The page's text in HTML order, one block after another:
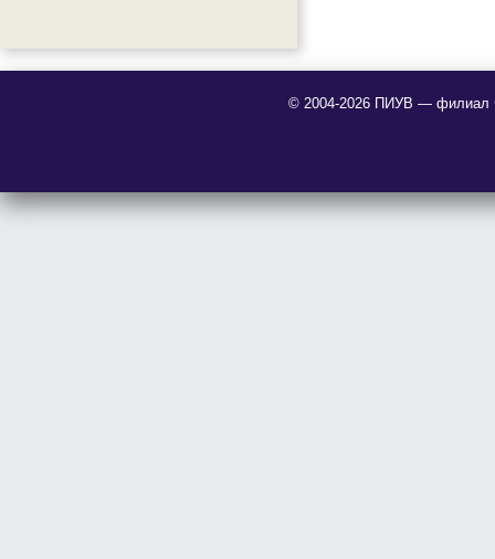
© 2004-2026 ПИУВ — филиал